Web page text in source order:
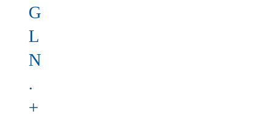
G
L
N
.
+